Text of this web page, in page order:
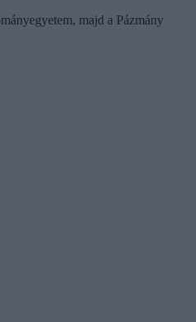
majd a Pázmány